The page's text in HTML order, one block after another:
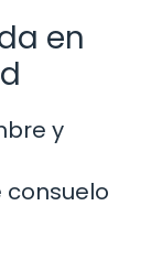
en
y
consuelo